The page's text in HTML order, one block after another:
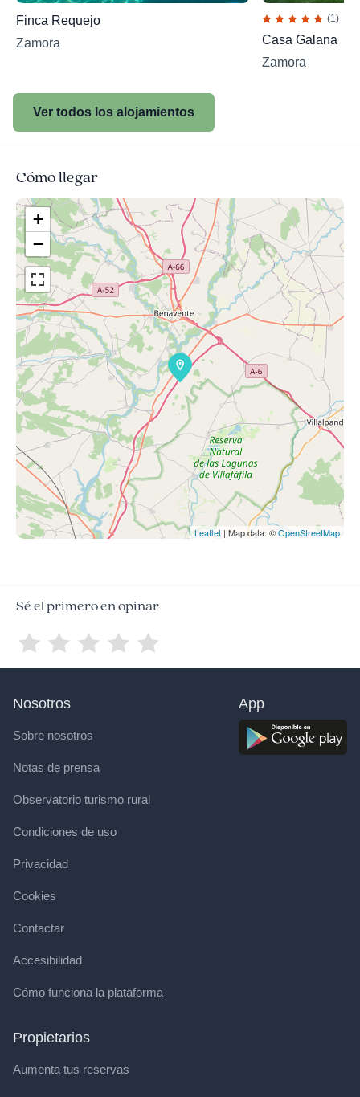
Finca Requejo
Zamora
(1)
Casa Galana
Zamora
Ver todos los alojamientos
Cómo llegar
+
−
Leaflet | Map data: ©OpenStreetMap
Sé el primero en opinar
Nosotros
Sobre nosotros
Notas de prensa
Observatorio turismo rural
Condiciones de uso
Privacidad
Cookies
Contactar
Accesibilidad
Cómo funciona la plataforma
Propietarios
Aumenta tus reservas
App